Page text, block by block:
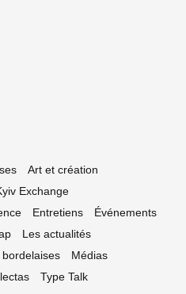
Art et création
Exchange
Entretiens
Événements
Les actualités
Médias
Type Talk